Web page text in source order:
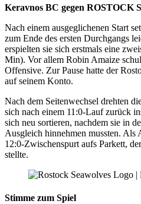
Keravnos BC gegen ROSTOCK
Nach einem ausgeglichenen Start
zum Ende des ersten Durchgangs
erspielten sie sich erstmals eine
Min). Vor allem Robin Amaize
Offensive. Zur Pause hatte der
auf seinem Konto.
Nach dem Seitenwechsel drehten
sich nach einem 11:0-Lauf zurück
sich neu sortieren, nachdem sie in
Ausgleich hinnehmen mussten.
12:0-Zwischenspurt aufs Parkett,
stellte.
Stimme zum Spiel